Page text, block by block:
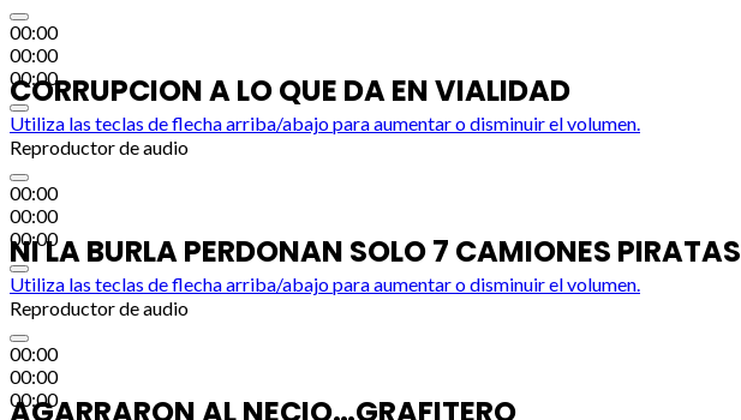
00:00
00:00
00:00
Utiliza las teclas de flecha arriba/abajo para aumentar o disminuir el volumen.
CORRUPCION A LO QUE DA EN VIALIDAD
Reproductor de audio
00:00
00:00
00:00
Utiliza las teclas de flecha arriba/abajo para aumentar o disminuir el volumen.
NI LA BURLA PERDONAN SOLO 7 CAMIONES PIRATAS
Reproductor de audio
00:00
00:00
00:00
AGARRARON AL NECIO…GRAFITERO